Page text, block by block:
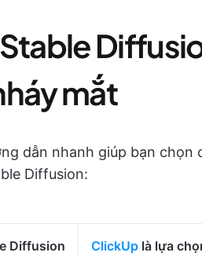
mắt
dẫn nhanh giúp bạn chọn
Diffusion:
Diffusion
ClickUp là lựa